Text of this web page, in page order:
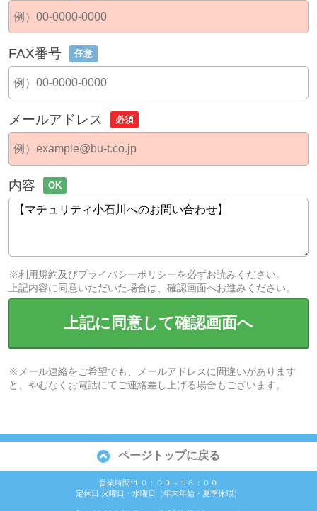
FAX番号 任意
メールアドレス 必須
内容 OK
※利用規約及びプライバシーポリシーを必ずお読みください。
上記内容に同意いただいた場合は、確認画面へお進みください。
上記に同意して確認画面へ
※メール連絡をご希望でも、メールアドレスに間違いがあります
と、やむなくお電話にてご連絡差し上げる場合もございます。
ページトップに戻る
営業時間:１０：００～１８：００
定休日:火曜日・水曜日（年末年始・夏季休暇）